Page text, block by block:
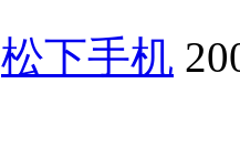
松下手机